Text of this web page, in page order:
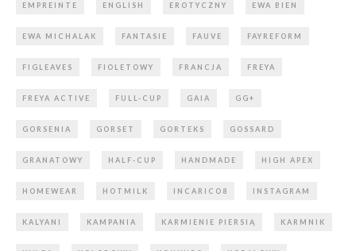
EMPREINTE ENGLISH EROTYCZNY EWA BIEN
EWA MICHALAK FANTASIE FAUVE FAYREFORM
FIGLEAVES FIOLETOWY FRANCJA FREYA
FREYA ACTIVE FULL-CUP GAIA GG+
GORSENIA GORSET GORTEKS GOSSARD
GRANATOWY HALF-CUP HANDMADE HIGH APEX
HOMEWEAR HOTMILK INCARICO8 INSTAGRAM
KALYANI KAMPANIA KARMIENIE PIERSIĄ KARMNIK